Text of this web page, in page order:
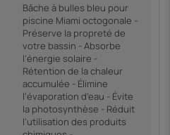
Bâche à bulles bleu pour
piscine Miami octogonale -
Préserve la propreté de
votre bassin - Absorbe
l'énergie solaire -
Rétention de la chaleur
accumulée - Élimine
l'évaporation d'eau - Évite
la photosynthèse - Réduit
l'utilisation des produits